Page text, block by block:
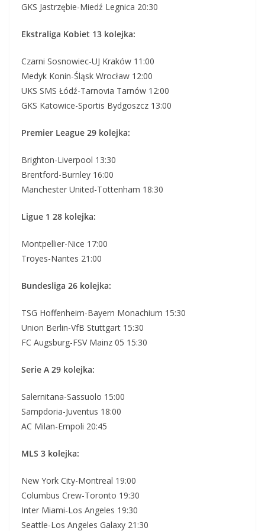
GKS Jastrzębie-Miedź Legnica 20:30
Ekstraliga Kobiet 13 kolejka:
Czarni Sosnowiec-UJ Kraków 11:00
Medyk Konin-Śląsk Wrocław 12:00
UKS SMS Łódź-Tarnovia Tarnów 12:00
GKS Katowice-Sportis Bydgoszcz 13:00
Premier League 29 kolejka:
Brighton-Liverpool 13:30
Brentford-Burnley 16:00
Manchester United-Tottenham 18:30
Ligue 1 28 kolejka:
Montpellier-Nice 17:00
Troyes-Nantes 21:00
Bundesliga 26 kolejka:
TSG Hoffenheim-Bayern Monachium 15:30
Union Berlin-VfB Stuttgart 15:30
FC Augsburg-FSV Mainz 05 15:30
Serie A 29 kolejka:
Salernitana-Sassuolo 15:00
Sampdoria-Juventus 18:00
AC Milan-Empoli 20:45
MLS 3 kolejka:
New York City-Montreal 19:00
Columbus Crew-Toronto 19:30
Inter Miami-Los Angeles 19:30
Seattle-Los Angeles Galaxy 21:30